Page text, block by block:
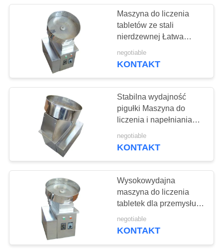
AKTUALNOŚCI
SPRAWY
POPROSIĆ
WYCENĘ
SITEMAP
PRIVACY
POLICY
Prasa do tabletek
chloru
Maszyna do
kompresji tabletu
Maszyna do liczenia
tabletów ze stali
nierdzewnej Łatwa
regulacja Długa
żywotność
negotiable
KONTAKT
Stabilna wydajność
pigułki Maszyna do
liczenia i napełniania
kapsułek Łatwa
konserwacja
negotiable
KONTAKT
Wysokowydajna
maszyna do liczenia
tabletek dla przemysłu
chemicznego i
spożywczego
negotiable
KONTAKT